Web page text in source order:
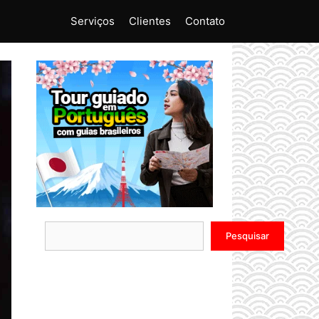
Serviços Clientes Contato
Pesquisar